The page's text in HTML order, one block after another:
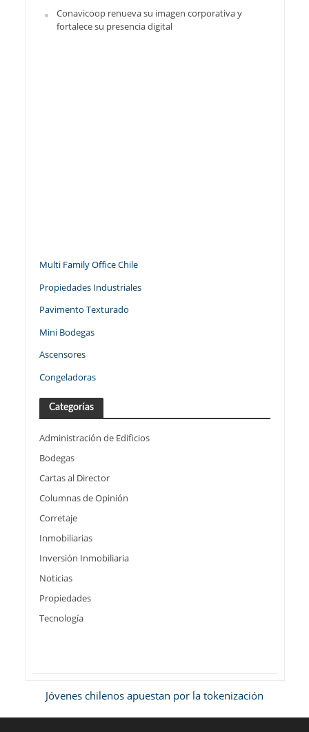
Conavicoop renueva su imagen corporativa y
fortalece su presencia digital
Multi Family Office Chile
Propiedades Industriales
Pavimento Texturado
Mini Bodegas
Ascensores
Congeladoras
Categorías
Administración de Edificios
Bodegas
Cartas al Director
Columnas de Opinión
Corretaje
Inmobiliarias
Inversión Inmobiliaria
Noticias
Propiedades
Tecnología
Jóvenes chilenos apuestan por la tokenización